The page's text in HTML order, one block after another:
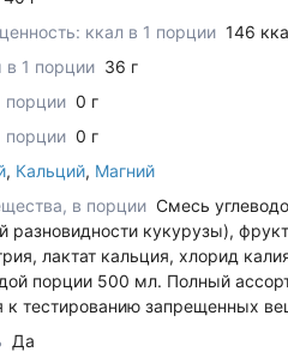
ккал в 1 порции 146
в 1 порции 36 г
порции 0 г
0 г
, Кальций, Магний
в порции Смесь
разновидности кукурузы),
лактат кальция, хлорид
порции 500 мл. Полный
к тестированию запрещенных
Да